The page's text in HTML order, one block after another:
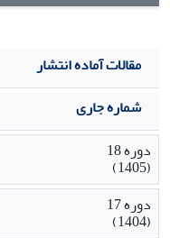
مقالات آماده انتشار
شماره جاری
دوره 18
(1405)
دوره 17
(1404)